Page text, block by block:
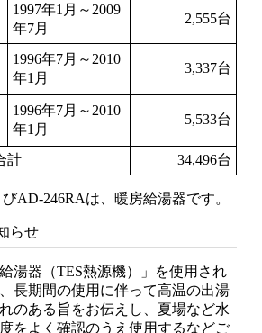
1997年1月～2009
年7月
2,555台
1996年7月～2010
年1月
3,337台
1996年7月～2010
年1月
5,533台
計 34,496台
AD-246RAは、暖房給湯器です。
らせ
湯器（TES熱源機）」を使用され
長期間の使用に伴って高温の出湯
のある旨をお伝えし、夏場など水
をよく確認のうえ使用するなどご